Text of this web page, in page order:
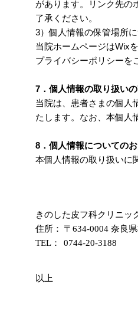
があります。リンク先の
了承ください。
3）個人情報の保管場所
当院ホームページはWix
プライバシーポリシーを
7．個人情報の取り扱い
当院は、患者さまの個人
たします。なお、本個人
8．個人情報についての
本個人情報の取り扱いに
きのした皮フ科クリニッ
住所：
〒634-0004 奈良
TEL：
0744-20-3188
以上